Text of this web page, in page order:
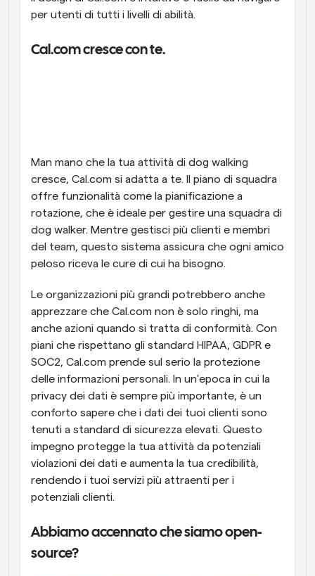
per utenti di tutti i livelli di abilità.
Cal.com cresce con te.
Man mano che la tua attività di dog walking
cresce, Cal.com si adatta a te. Il piano di squadra
offre funzionalità come la pianificazione a
rotazione, che è ideale per gestire una squadra di
dog walker. Mentre gestisci più clienti e membri
del team, questo sistema assicura che ogni amico
peloso riceva le cure di cui ha bisogno.
Le organizzazioni più grandi potrebbero anche
apprezzare che Cal.com non è solo ringhi, ma
anche azioni quando si tratta di conformità. Con
piani che rispettano gli standard HIPAA, GDPR e
SOC2, Cal.com prende sul serio la protezione
delle informazioni personali. In un'epoca in cui la
privacy dei dati è sempre più importante, è un
conforto sapere che i dati dei tuoi clienti sono
tenuti a standard di sicurezza elevati. Questo
impegno protegge la tua attività da potenziali
violazioni dei dati e aumenta la tua credibilità,
rendendo i tuoi servizi più attraenti per i
potenziali clienti.
Abbiamo accennato che siamo open-
source?